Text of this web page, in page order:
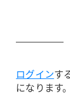
ログインす
になります。